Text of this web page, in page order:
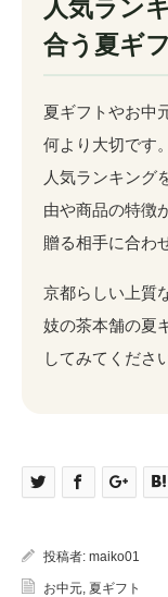
人気ラン
合う夏ギ
夏ギフトやお中
何より大切です。
人気ランキング
由や商品の特徴
贈る相手に合わ
京都らしい上質
妓の茶本舗の夏
してみてくださ
投稿者: maiko01
お中元 夏ギフト